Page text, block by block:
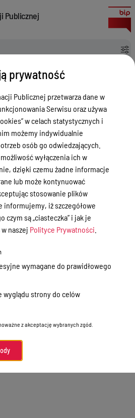
Olsztyński
Publicznej
Zgłoszenia budowy 2024
najem,
prywatność
Publicznej przetwarza dane w
Serwisu oraz używa
w celach statystycznych i
możemy indywidualnie
osób go odwiedzających.
wyłączenia ich w
dzięki czemu żadne informacje
lub może kontynuować
stosowanie plików
informujemy, iż szczegółowe
są „ciasteczka” i jak je
naszej Polityce Prywatności
wymagane do prawidłowego
wyglądu strony do celów
z akceptację wybranych zgód.